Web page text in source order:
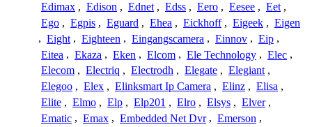
Edimax , Edison , Ednet , Edss , Eero , Eesee , Eet ,
Ego , Egpis , Eguard , Ehea , Eickhoff , Eigeek , Eigen
, Eight , Eighteen , Eingangscamera , Einnov , Eip ,
Eitea , Ekaza , Eken , Elcom , Ele Technology , Elec ,
Elecom , Electriq , Electrodh , Elegate , Elegiant ,
Elegoo , Elex , Elinksmart Ip Camera , Elinz , Elisa ,
Elite , Elmo , Elp , Elp201 , Elro , Elsys , Elver ,
Ematic , Emax , Embedded Net Dvr , Emerson ,